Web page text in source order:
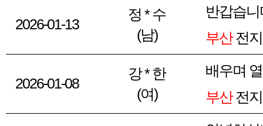
2026-01-13
정 * 수
(남)
반갑습니
부산전
2026-01-08
강 * 한
(여)
배우며
부산전